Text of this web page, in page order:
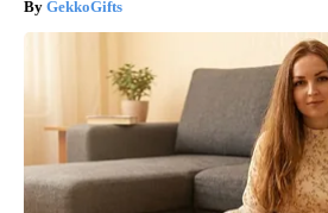
GekkoGifts